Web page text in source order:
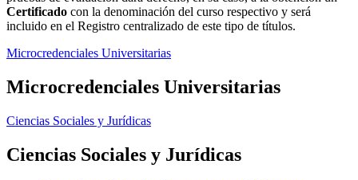
Certificado con la denominación del curso respectivo y será
incluido en el Registro centralizado de este tipo de títulos.
Microcredenciales Universitarias
Microcredenciales Universitarias
Ciencias Sociales y Jurídicas
Ciencias Sociales y Jurídicas